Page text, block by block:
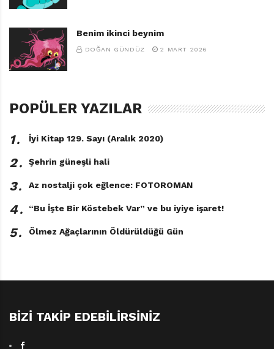
Benim ikinci beynim
DOĞAN GÜNDÜZ 2 MART 2026
POPÜLER YAZILAR
1․ İyi Kitap 129. Sayı (Aralık 2020)
2․ Şehrin güneşli hali
3․ Az nostalji çok eğlence: FOTOROMAN
4․ “Bu İşte Bir Köstebek Var” ve bu iyiye işaret!
5․ Ölmez Ağaçlarının Öldürüldüğü Gün
BIZI TAKIP EDEBILIRSINIZ